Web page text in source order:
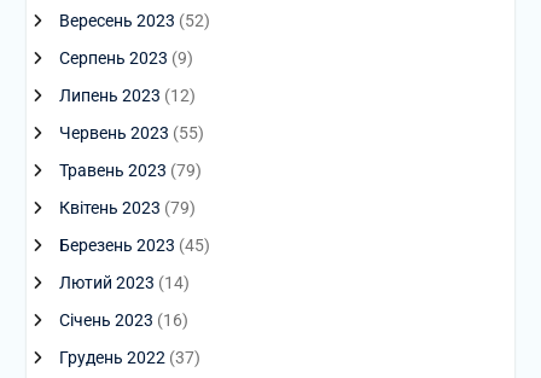
Вересень 2023 (52)
Серпень 2023 (9)
Липень 2023 (12)
Червень 2023 (55)
Травень 2023 (79)
Квітень 2023 (79)
Березень 2023 (45)
Лютий 2023 (14)
Січень 2023 (16)
Грудень 2022(37)